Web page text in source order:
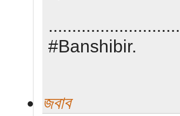
#Banshibir.
জবাব